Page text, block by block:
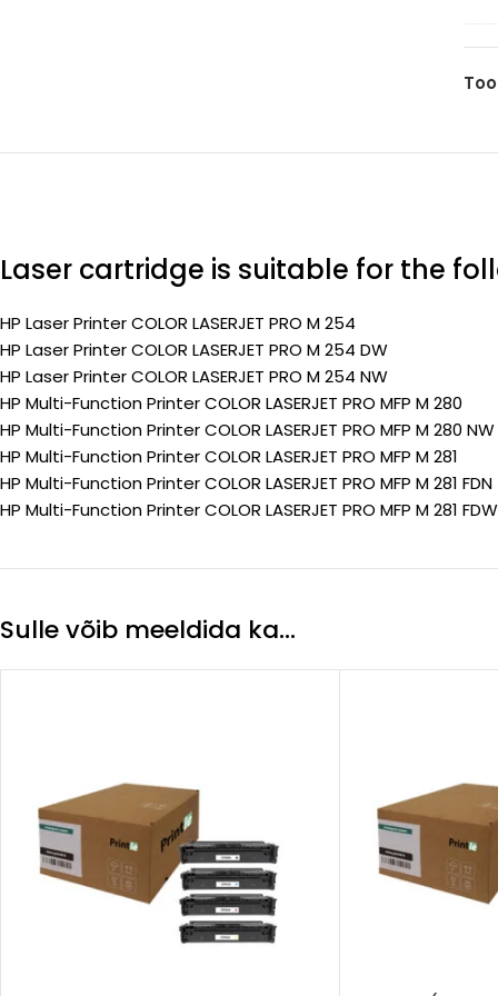
Laser cartridge is suitable for the
HP Laser Printer COLOR LASERJET PRO M 254
HP Laser Printer COLOR LASERJET PRO M 254 DW
HP Laser Printer COLOR LASERJET PRO M 254 NW
HP Multi-Function Printer COLOR LASERJET PRO MFP M 280
HP Multi-Function Printer COLOR LASERJET PRO MFP M 280 NW
HP Multi-Function Printer COLOR LASERJET PRO MFP M 281
HP Multi-Function Printer COLOR LASERJET PRO MFP M 281 FDN
HP Multi-Function Printer COLOR LASERJET PRO MFP M 281 FDW
Sulle võib meeldida ka…